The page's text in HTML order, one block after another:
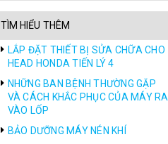
TÌM HIỂU THÊM
LẮP ĐẶT THIẾT BỊ SỬA CHỮA CHO
HEAD HONDA TIẾN LÝ 4
NHỮNG BAN BỆNH THƯỜNG GẶP
VÀ CÁCH KHẮC PHỤC CỦA MÁY RA
VÀO LỐP
BẢO DƯỠNG MÁY NÉN KHÍ